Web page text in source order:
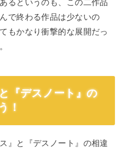
るというのも、この二作品
で終わる作品は少ないの
もかなり衝撃的な展開だっ
『デスノート』の
！
』と『デスノート』の相違